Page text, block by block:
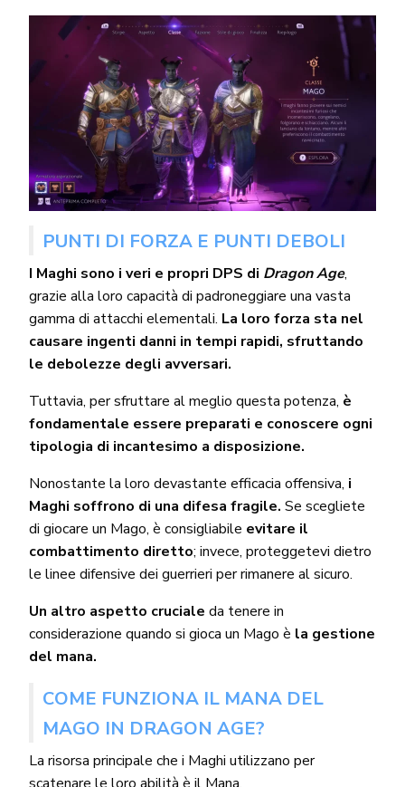
PUNTI DI FORZA E PUNTI DEBOLI
I Maghi sono i veri e propri DPS di Dragon Age,
grazie alla loro capacità di padroneggiare una vasta
gamma di attacchi elementali. La loro forza sta nel
causare ingenti danni in tempi rapidi, sfruttando
le debolezze degli avversari.
Tuttavia, per sfruttare al meglio questa potenza, è
fondamentale essere preparati e conoscere ogni
tipologia di incantesimo a disposizione.
Nonostante la loro devastante efficacia offensiva, i
Maghi soffrono di una difesa fragile. Se scegliete
di giocare un Mago, è consigliabile evitare il
combattimento diretto; invece, proteggetevi dietro
le linee difensive dei guerrieri per rimanere al sicuro.
Un altro aspetto cruciale da tenere in
considerazione quando si gioca un Mago è la gestione
del mana.
COME FUNZIONA IL MANA DEL
MAGO IN DRAGON AGE?
La risorsa principale che i Maghi utilizzano per
scatenare le loro abilità è il Mana.